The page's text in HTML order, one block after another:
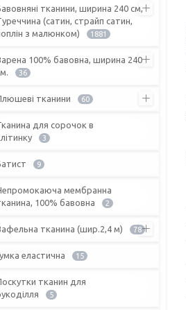
тканини, ширина 240 см,
(сатин, страйп сатин,
з малюнком)
1881
100% бавовна, ширина 240
36
тканини 60
для сорочок в
3
9
мембранна
100% бавовна
2
тканина (шир.2,4 м) 78
еластична 15
тканин для
5